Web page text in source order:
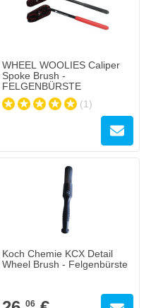
WHEEL WOOLIES Caliper
Spoke Brush -
FELGENBÜRSTE
(1)
Koch Chemie KCX Detail
Wheel Brush - Felgenbürste
06